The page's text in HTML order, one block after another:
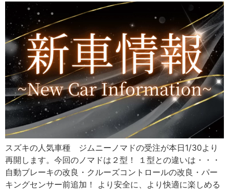
スズキの人気車種 ジムニーノマドの受注が本日1/30より
再開します。今回のノマドは２型！ １型との違いは・・・
自動ブレーキの改良・クルーズコントロールの改良・パー
キングセンサー前追加！ より安全に、より快適に楽しめる